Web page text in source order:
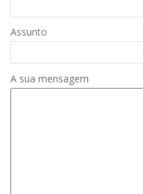
Assunto
A sua mensagem